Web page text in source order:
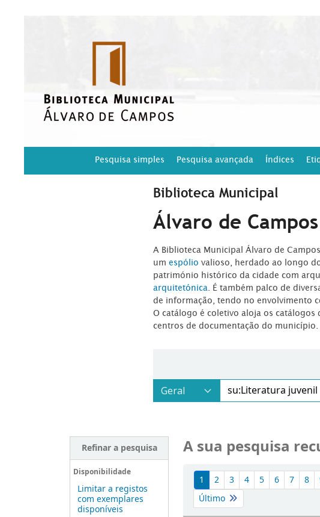
Pesquisa simples Pesquisa avançada Índices
Biblioteca Municipal
Álvaro de Campos
A Biblioteca Municipal Álvaro de
um espólio valioso, herdado ao longo
património histórico da cidade com
arquitetónica . É também palco de
de informação, tendo no envolvimento
O catálogo é coletivo aloja os catálogos
centros de documentação do município.
Refinar a pesquisa
Disponibilidade
Limitar a registos
com exemplares
disponíveis
A sua pesquisa
Ordenar
1 2 3 4 5 6 7 8
Último